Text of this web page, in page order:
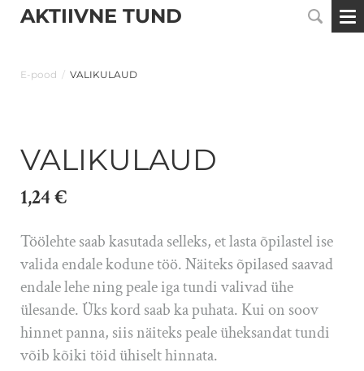
AKTIIVNE TUND
E-pood / VALIKULAUD
VALIKULAUD
1,24 €
Töölehte saab kasutada selleks, et lasta õpilastel ise
valida endale kodune töö. Näiteks õpilased saavad
endale lehe ning peale iga tundi valivad ühe
ülesande. Üks kord saab ka puhata. Kui on soov
hinnet panna, siis näiteks peale üheksandat tundi
võib kõiki töid ühiselt hinnata.